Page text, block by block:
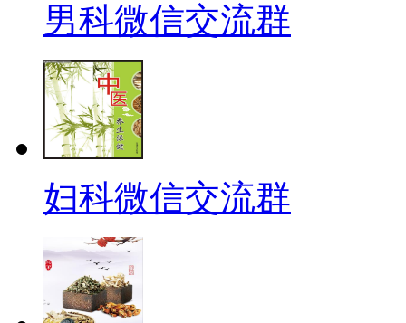
男科微信交流群
妇科微信交流群